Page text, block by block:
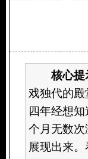
核心提
戏独代的
四年经想
个月无数
展现出来